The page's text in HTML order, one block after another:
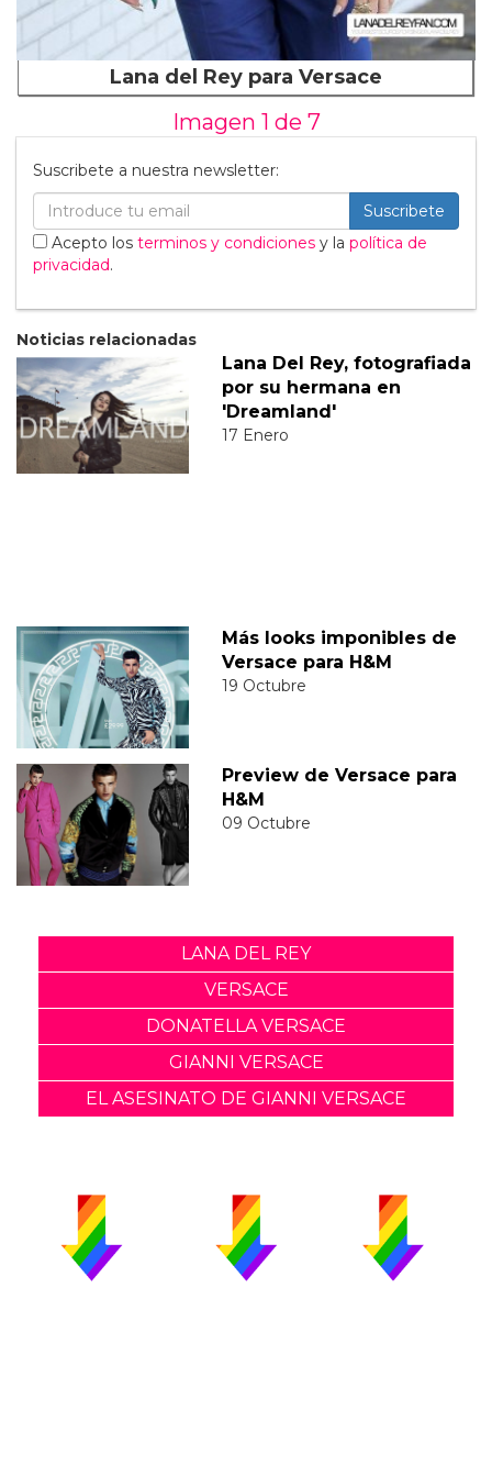
Lana del Rey para Versace
Imagen 1 de 7
Suscribete a nuestra newsletter:
Suscribete
Acepto los terminos y condiciones y la política de
privacidad.
Noticias relacionadas
Lana Del Rey, fotografiada
por su hermana en
'Dreamland'
17 Enero
Más looks imponibles de
Versace para H&M
19 Octubre
Preview de Versace para
H&M
09 Octubre
LANA DEL REY
VERSACE
DONATELLA VERSACE
GIANNI VERSACE
EL ASESINATO DE GIANNI VERSACE